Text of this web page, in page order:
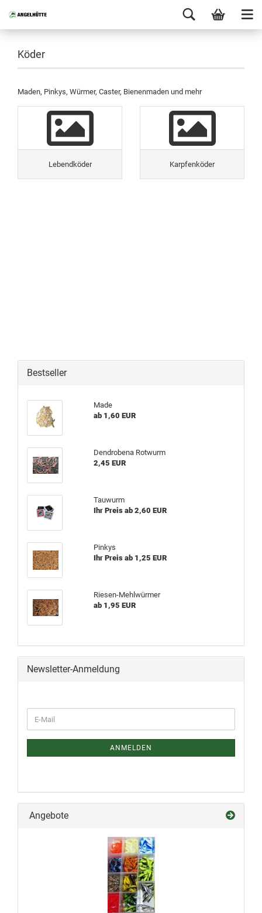
Köder
Maden, Pinkys, Würmer, Caster, Bienenmaden und mehr
Lebendköder Karpfenköder
Bestseller
Made
ab 1,60 EUR
Dendrobena Rotwurm
2,45 EUR
Tauwurm
Ihr Preis ab 2,60 EUR
Pinkys
Ihr Preis ab 1,25 EUR
Riesen-Mehlwürmer
ab 1,95 EUR
Newsletter-Anmeldung
ANMELDEN
Angebote